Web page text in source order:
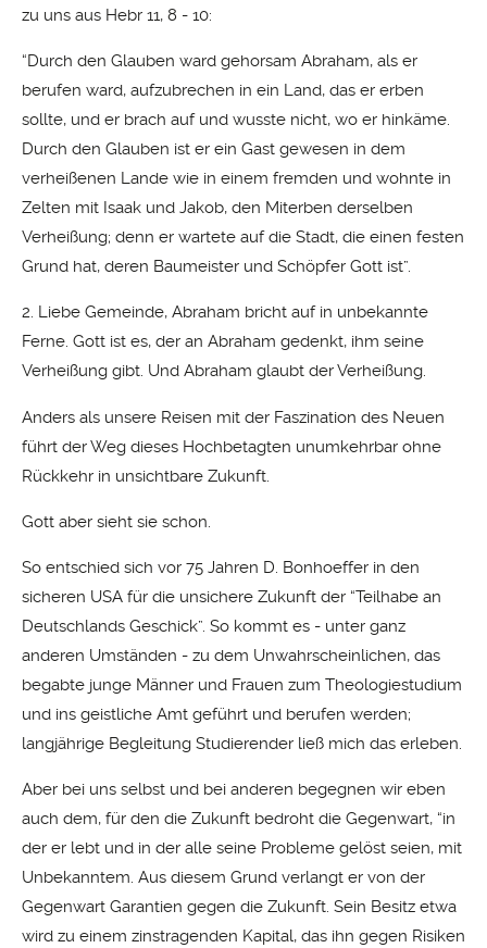
zu uns aus Hebr 11, 8 - 10:
“Durch den Glauben ward gehorsam Abraham, als er
berufen ward, aufzubrechen in ein Land, das er erben
sollte, und er brach auf und wusste nicht, wo er hinkäme.
Durch den Glauben ist er ein Gast gewesen in dem
verheißenen Lande wie in einem fremden und wohnte in
Zelten mit Isaak und Jakob, den Miterben derselben
Verheißung; denn er wartete auf die Stadt, die einen festen
Grund hat, deren Baumeister und Schöpfer Gott ist”.
2. Liebe Gemeinde, Abraham bricht auf in unbekannte
Ferne. Gott ist es, der an Abraham gedenkt, ihm seine
Verheißung gibt. Und Abraham glaubt der Verheißung.
Anders als unsere Reisen mit der Faszination des Neuen
führt der Weg dieses Hochbetagten unumkehrbar ohne
Rückkehr in unsichtbare Zukunft.
Gott aber sieht sie schon.
So entschied sich vor 75 Jahren D. Bonhoeffer in den
sicheren USA für die unsichere Zukunft der “Teilhabe an
Deutschlands Geschick”. So kommt es - unter ganz
anderen Umständen - zu dem Unwahrscheinlichen, das
begabte junge Männer und Frauen zum Theologiestudium
und ins geistliche Amt geführt und berufen werden;
langjährige Begleitung Studierender ließ mich das erleben.
Aber bei uns selbst und bei anderen begegnen wir eben
auch dem, für den die Zukunft bedroht die Gegenwart, “in
der er lebt und in der alle seine Probleme gelöst seien, mit
Unbekanntem. Aus diesem Grund verlangt er von der
Gegenwart Garantien gegen die Zukunft. Sein Besitz etwa
wird zu einem zinstragenden Kapital, das ihn gegen Risiken